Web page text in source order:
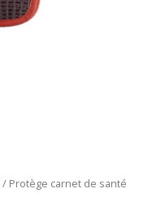
/ Protège carnet de santé